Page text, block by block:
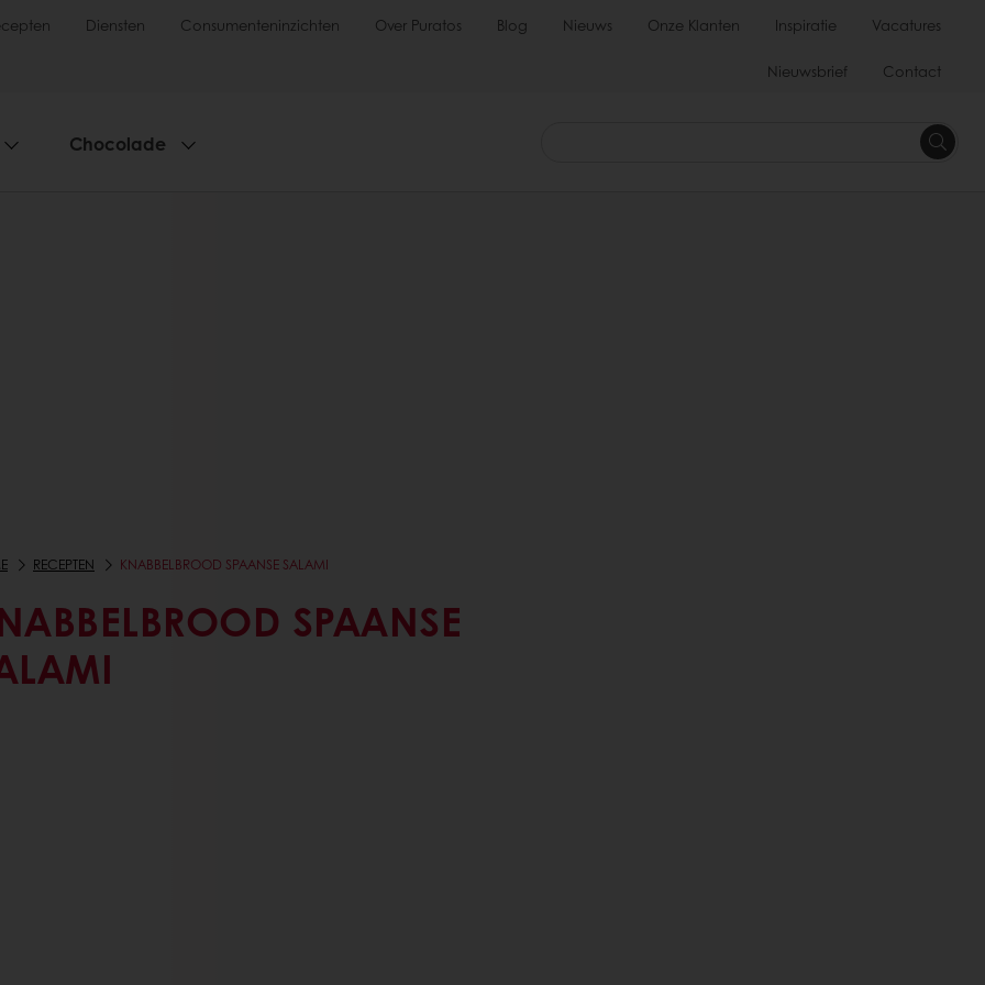
Diensten Consumenteninzichten Over Puratos Blog Nieuws Onze Klanten Inspiratie Vacatures
Nieuwsbrief Contact
Chocolade
RECEPTEN KNABBELBROOD SPAANSE SALAMI
SPAANSE